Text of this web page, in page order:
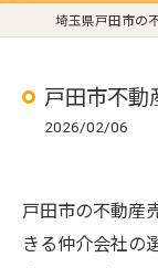
戸田市不動
2026/02/06
戸田市の不動産
きる仲介会社の